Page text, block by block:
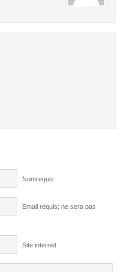
Nomrequis
Email requis; ne sera pas
Site internet